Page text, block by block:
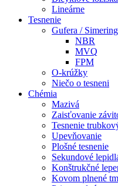
Lineárne
Tesnenie
Gufera /
NBR
MVQ
FPM
O-krúžky
Niečo o tesneni
Chémia
Mazivá
Zaisťovanie
Tesnenie
Upevňovanie
Plošné tesnenie
Sekundové
Konštrukčné
Kovom plnené